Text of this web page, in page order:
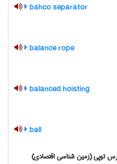
bahco separator
balance rope
balanced hoisting
ball
توپی (زمین شناسی اقتصادی)